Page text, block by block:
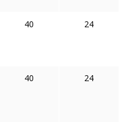
40 24
40 24